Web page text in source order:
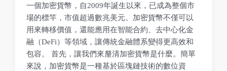
一個加密貨幣，自2009年誕生以來，已成為整個市
場的標竿，市值超過數兆美元。加密貨幣不僅可以
用來轉移價值，還能應用在智能合約、去中心化金
融（DeFi）等領域，讓傳統金融體系變得更高效和
包容。 首先，讓我們來釐清加密貨幣是什麼。簡單
來說，加密貨幣是一種基於區塊鏈技術的數位資